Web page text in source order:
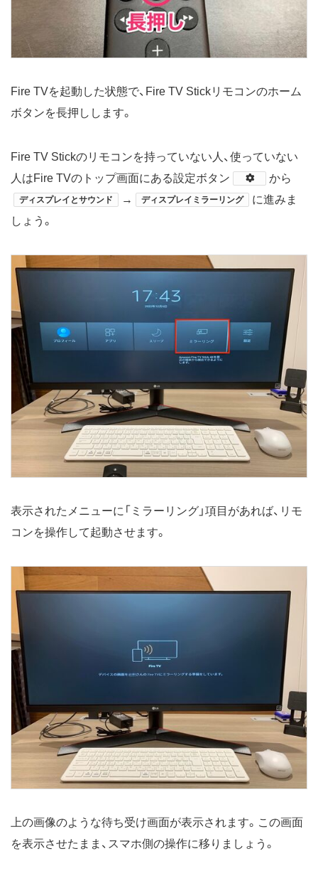
Fire TVを起動した状態で、Fire TV Stickリモコンのホーム
ボタンを長押しします。
Fire TV Stickのリモコンを持っていない人、使っていない
人はFire TVのトップ画面にある設定ボタン
​から
ディスプレイとサウンド → ディスプレイミラーリング
に進みま
しょう。
表示されたメニューに「ミラーリング」項目があれば、リモ
コンを操作して起動させます。
上の画像のような待ち受け画面が表示されます。この画面
を表示させたまま、スマホ側の操作に移りましょう。